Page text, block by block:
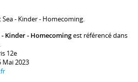
Sea- Kinder- Homecoming.
Kinder - Homecomingest référencé dans
.
12e
Mai 2023